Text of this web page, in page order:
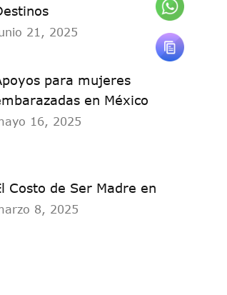
21, 2025
para mujeres
en México
16, 2025
Costo de Ser Madre en
8, 2025